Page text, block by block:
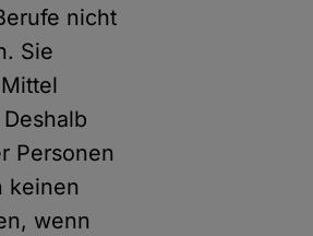
nicht
Sie
Personen
keinen
wenn